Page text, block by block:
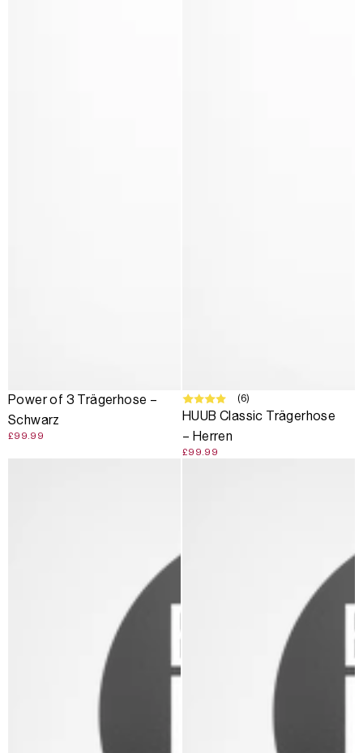
Power of 3 Trägerhose –
Schwarz
£99.99
(6)
HUUB Classic Trägerhose
– Herren
£99.99